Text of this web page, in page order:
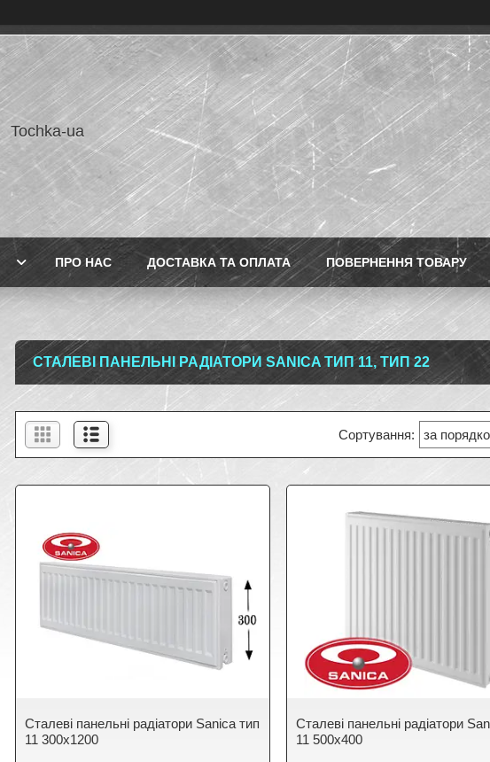
Tochka-ua
ПРО НАС ДОСТАВКА ТА ОПЛАТА ПОВЕРНЕННЯ ТОВАРУ
СТАЛЕВІ ПАНЕЛЬНІ РАДІАТОРИ SANICA ТИП 11, ТИП 22
Сталеві панельні радіатори Sanica тип
11 300х1200
Сталеві панельні радіатори
11 500х400